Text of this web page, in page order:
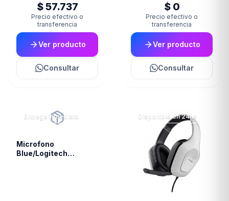
$ 57.737
Precio efectivo o
transferencia
Ver producto
Consultar
$ 0
Precio efectivo o
transferencia
Ver producto
Consultar
Entrega inmediata
Microfono
Blue/Logitech
Disponible en 24hs